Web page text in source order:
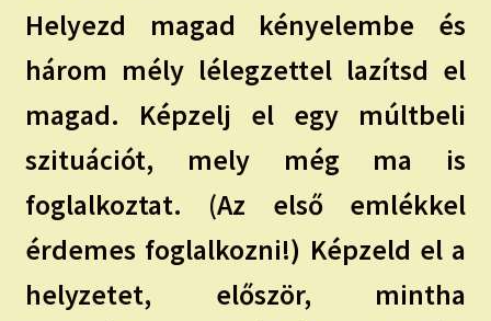
Helyezd magad kényelembe és
három mély lélegzettel lazítsd el
magad. Képzelj el egy múltbeli
szituációt, mely még ma is
foglalkoztat. (Az első emlékkel
érdemes foglalkozni!) Képzeld el a
helyzetet, először, mintha